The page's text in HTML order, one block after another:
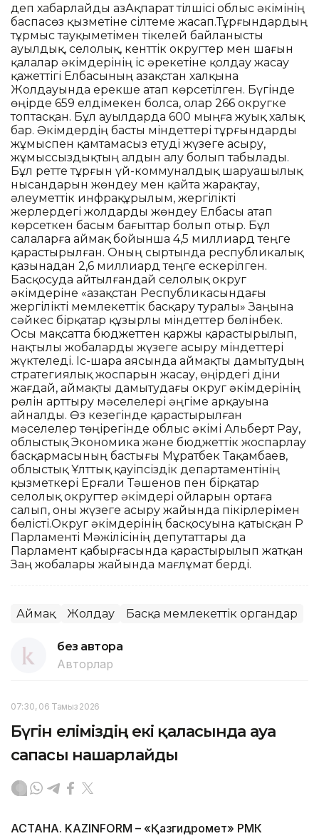
деп хабарлайды ҚазАқпарат тілшісі облыс әкімінің
баспасөз қызметіне сілтеме жасап.Тұрғындардың
тұрмыс тауқыметімен тікелей байланысты
ауылдық, селолық, кенттік округтер мен шағын
қалалар әкімдерінің іс әрекетіне қолдау жасау
қажеттігі Елбасының Қазақстан халқына
Жолдауында ерекше атап көрсетілген. Бүгінде
өңірде 659 елдімекен болса, олар 266 округке
топтасқан. Бұл ауылдарда 600 мыңға жуық халық
бар. Әкімдердің басты міндеттері тұрғындарды
жұмыспен қамтамасыз етуді жүзеге асыру,
жұмыссыздықтың алдын алу болып табылады.
Бұл ретте тұрғын үй-коммуналдық шаруашылық
нысандарын жөндеу мен қайта жарақтау,
әлеуметтік инфрақұрылым, жергілікті
жерлердегі жолдарды жөндеу Елбасы атап
көрсеткен басым бағыттар болып отыр. Бұл
салаларға аймақ бойынша 4,5 миллиард теңге
қарастырылған. Оның сыртында республикалық
қазынадан 2,6 миллиард теңге ескерілген.
Басқосуда айтылғандай селолық округ
әкімдеріне «Қазақстан Республикасындағы
жергілікті мемлекеттік басқару туралы» Заңына
сәйкес бірқатар құзырлы міндеттер бөлінбек.
Осы мақсатта бюджеттен қаржы қарастырылып,
нақтылы жобаларды жүзеге асыру міндеттері
жүктеледі. Іс-шара аясында аймақты дамытудың
стратегиялық жоспарын жасау, өңірдегі діни
жағдай, аймақты дамытудағы округ әкімдерінің
рөлін арттыру мәселелері әңгіме арқауына
айналды. Өз кезегінде қарастырылған
мәселелер төңірегінде облыс әкімі Альберт Рау,
облыстық Экономика және бюджеттік жоспарлау
басқармасының бастығы Мұратбек Тақамбаев,
облыстық Ұлттық қауіпсіздік департаментінің
қызметкері Ерғали Тәшенов пен бірқатар
селолық округтер әкімдері ойларын ортаға
салып, оны жүзеге асыру жайында пікірлерімен
бөлісті.Округ әкімдерінің басқосуына қатысқан ҚР
Парламенті Мәжілісінің депутаттары да
Парламент қабырғасында қарастырылып жатқан
Заң жобалары жайында мағлұмат берді.
Аймақ Жолдау Басқа мемлекеттік органдар
без автора
Авторлар
07:30, 06 Тамыз 2026
Бүгін еліміздің екі қаласында ауа
сапасы нашарлайды
АСТАНА. KAZINFORM – «Қазгидромет» РМК